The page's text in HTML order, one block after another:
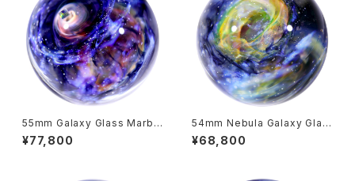
55mm Galaxy Glass Marbl
e with Dual-Sided Design
両面星雲状宇宙ガラスマーブル
¥77,800
54mm Nebula Galaxy Glas
s Marble 星雲状宇宙ガラスマ
¥68,800